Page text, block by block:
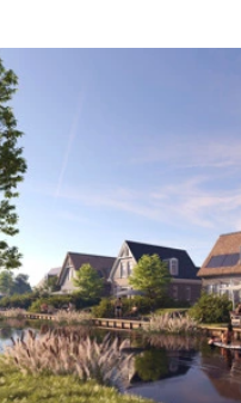
individuales y baño en
con dos
bañera, ducha
junto a ella.